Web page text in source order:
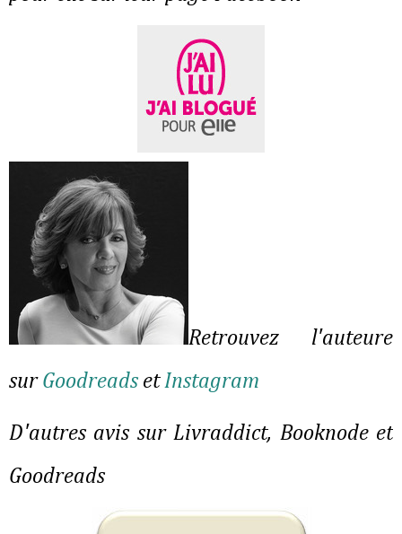
Retrouvez l'auteure
sur Goodreads etInstagram
D'autres avis sur Livraddict, Booknode et
Goodreads